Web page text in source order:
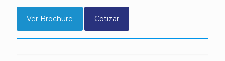
Ver Brochure Cotizar